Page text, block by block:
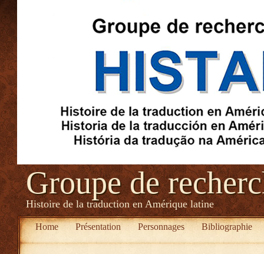
Groupe de
Histoire de la traduction en Amérique latine
Home Présentation Personnages Bibliographie